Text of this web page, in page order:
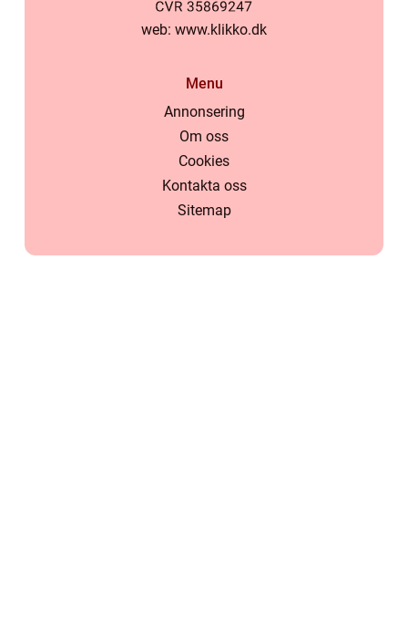
web: www.klikko.dk
Menu
Annonsering
Om oss
Cookies
Kontakta oss
Sitemap